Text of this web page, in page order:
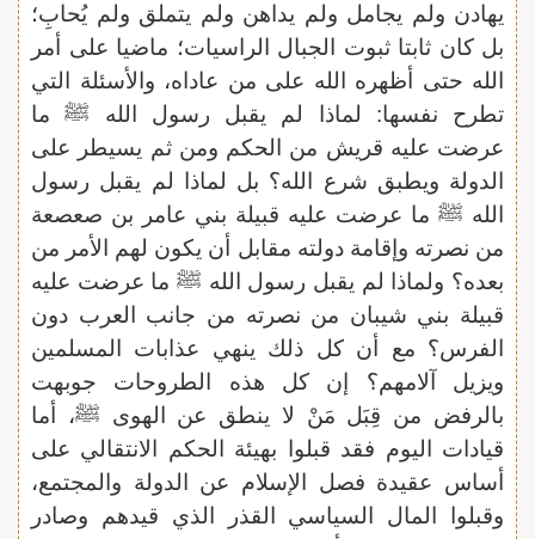
يهادن ولم يجامل ولم يداهن ولم يتملق ولم يُحابِ؛
بل كان ثابتا ثبوت الجبال الراسيات؛ ماضيا على أمر
الله حتى أظهره الله على من عاداه، والأسئلة التي
تطرح نفسها: لماذا لم يقبل رسول الله ﷺ ما
عرضت عليه قريش من الحكم ومن ثم يسيطر على
الدولة ويطبق شرع الله؟ بل لماذا لم يقبل رسول
الله ﷺ ما عرضت عليه قبيلة بني عامر بن صعصعة
من نصرته وإقامة دولته مقابل أن يكون لهم الأمر من
بعده؟ ولماذا لم يقبل رسول الله ﷺ ما عرضت عليه
قبيلة بني شيبان من نصرته من جانب العرب دون
الفرس؟ مع أن كل ذلك ينهي عذابات المسلمين
ويزيل آلامهم؟ إن كل هذه الطروحات جوبهت
بالرفض من قِبَل مَنْ لا ينطق عن الهوى ﷺ، أما
قيادات اليوم فقد قبلوا بهيئة الحكم الانتقالي على
أساس عقيدة فصل الإسلام عن الدولة والمجتمع،
وقبلوا المال السياسي القذر الذي قيدهم وصادر